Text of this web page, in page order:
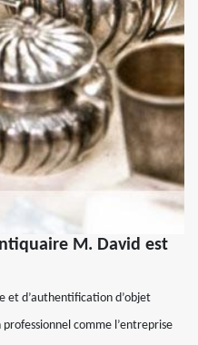
M. David est
et d’authentification d’objet
comme l’entreprise